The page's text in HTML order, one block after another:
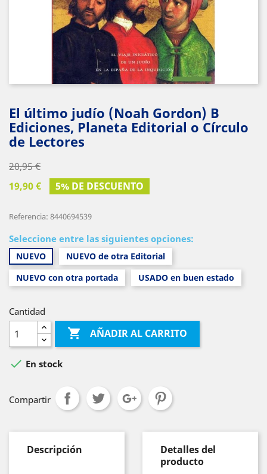
El último judío (Noah Gordon) B
Ediciones, Planeta Editorial o Círculo
de Lectores
20,95 €
19,90 €
5% DE DESCUENTO
Referencia: 8440694539
Seleccione entre las siguientes opciones:
NUEVO
NUEVO de otra Editorial
NUEVO con otra portada
USADO en buen estado
Cantidad
 AÑADIR AL CARRITO
 En stock
Compartir
Descripción
Detalles del
producto